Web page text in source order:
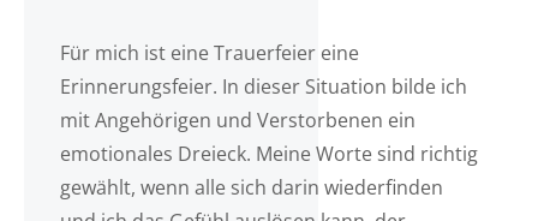
Für mich ist eine Trauerfeier eine
Erinnerungsfeier. In dieser Situation bilde ich
mit Angehörigen und Verstorbenen ein
emotionales Dreieck. Meine Worte sind richtig
gewählt, wenn alle sich darin wiederfinden